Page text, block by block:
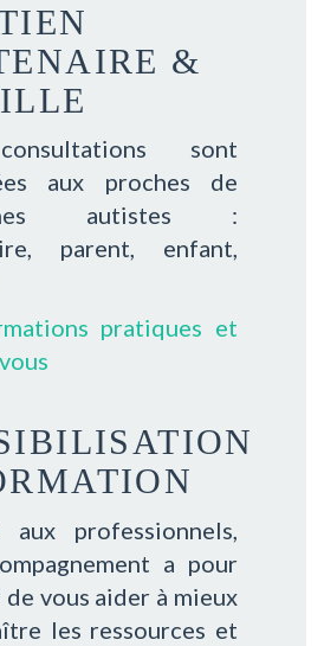
&
sont
aux proches de
autistes :
parent, enfant,
pratiques et
aux professionnels,
a pour
vous aider à mieux
les ressources et